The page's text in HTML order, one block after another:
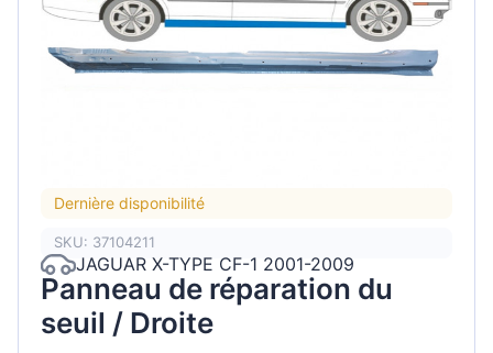
Dernière disponibilité
SKU: 37104211
JAGUAR X-TYPE CF-1 2001-2009
Panneau de réparation du
seuil / Droite